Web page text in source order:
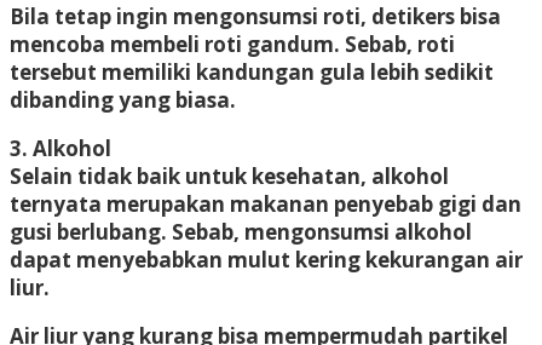
Bila tetap ingin mengonsumsi roti, detikers bisa
mencoba membeli roti gandum. Sebab, roti
tersebut memiliki kandungan gula lebih sedikit
dibanding yang biasa.
3. Alkohol
Selain tidak baik untuk kesehatan, alkohol
ternyata merupakan makanan penyebab gigi dan
gusi berlubang. Sebab, mengonsumsi alkohol
dapat menyebabkan mulut kering kekurangan air
liur.
Air liur yang kurang bisa mempermudah partikel